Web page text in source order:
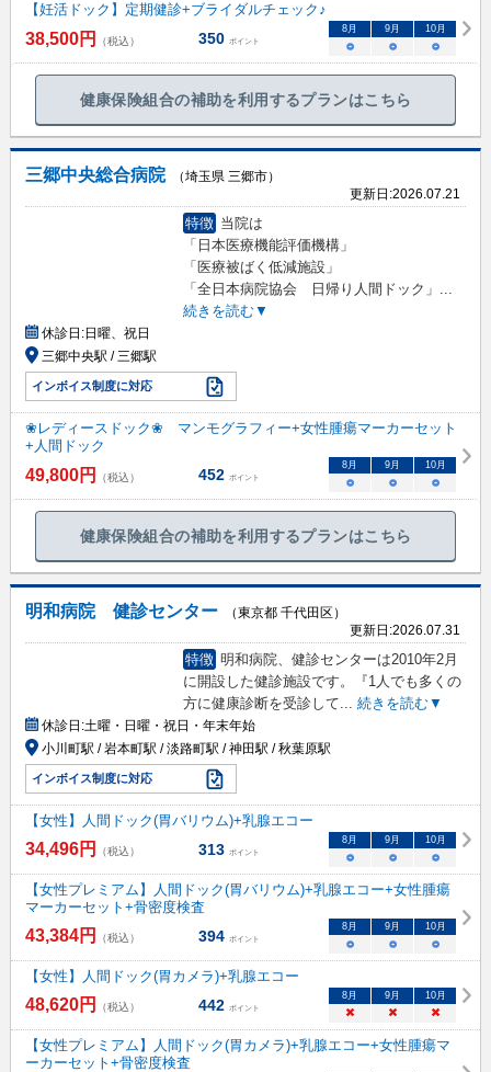
【妊活ドック】定期健診+ブライダルチェック♪
38,500円 （税込） 350 ポイント
8月 9月 10月
○ ○ ○
健康保険組合の補助を利用するプランはこちら
三郷中央総合病院
（埼玉県 三郷市）
更新日:2026.07.21
特徴 当院は
「日本医療機能評価機構」
「医療被ばく低減施設」
「全日本病院協会 日帰り人間ドック」 ...
続きを読む▼
休診日:日曜、祝日
三郷中央駅 / 三郷駅
インボイス制度に対応
❀レディースドック❀ マンモグラフィー+女性腫瘍マーカーセット
+人間ドック
49,800円 （税込） 452 ポイント
8月 9月 10月
○ ○ ○
健康保険組合の補助を利用するプランはこちら
明和病院 健診センター
（東京都 千代田区）
更新日:2026.07.31
特徴 明和病院、健診センターは2010年2月
に開設した健診施設です。『1人でも多くの
方に健康診断を受診して
続きを読む▼
休診日:土曜・日曜・祝日・年末年始
小川町駅 / 岩本町駅 / 淡路町駅 / 神田駅 / 秋葉原駅
インボイス制度に対応
【女性】人間ドック(胃バリウム)+乳腺エコー
34,496円 （税込） 313 ポイント
8 月 9 月 10月
○ ○ ○
【女性プレミアム】人間ドック(胃バリウム)+乳腺エコー+女性腫瘍
マーカーセット+骨密度検査
43,384円 （税込） 394 ポイント
8 月 9 月 10月
○ ○ ○
【女性】人間ドック(胃カメラ)+乳腺エコー
48,620円 （税込） 442 ポイント
8 月 9 月 10月
× × ×
【女性プレミアム】人間ドック(胃カメラ)+乳腺エコー+女性腫瘍マ
ーカーセット+骨密度検査